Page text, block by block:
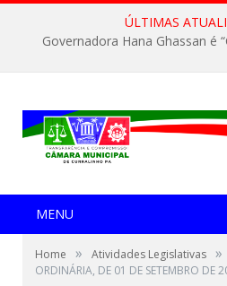
ÚLTIMAS
Governadora Hana Ghassan é
MENU
Home » Atividades Legislativas »
ORDINÁRIA, DE 01 DE SETEMBRO DE